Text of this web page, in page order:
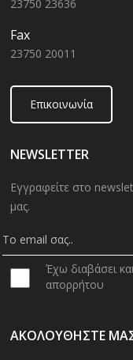
23750 23636
Fax
23750 20011
Επικοινωνία
NEWSLETTER
Εγγραφείτε στο
μας.
Έχω διαβάσει
απορρήτου
ΑΚΟΛΟΥΘΉΣΤΕ